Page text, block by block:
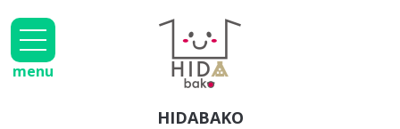
HIDABAKO
menu